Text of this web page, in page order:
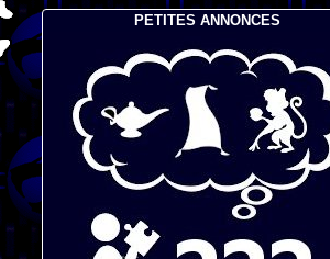
PETITES ANNONCES